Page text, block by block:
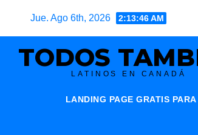
Jue. Ago 6th, 2026 2:13:47 AM
TODOS
LATINOS EN CANADÁ
LANDING PAGE GRATIS